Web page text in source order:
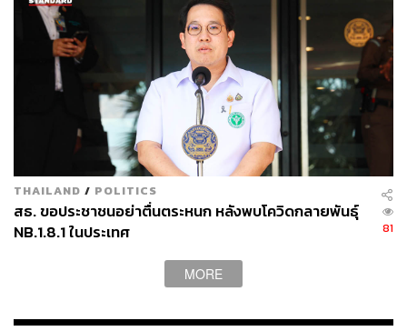
THAILAND / POLITICS
สธ. ขอประชาชนอย่าตื่นตระหนก หลังพบโควิดกลายพันธุ์
NB.1.8.1 ในประเทศ
81
MORE